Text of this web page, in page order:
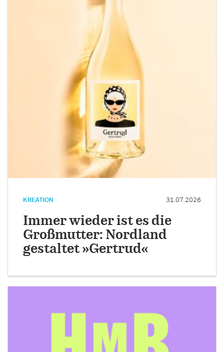
KREATION 31.07.2026
Immer wieder ist es die
Großmutter: Nordland
gestaltet »Gertrud«